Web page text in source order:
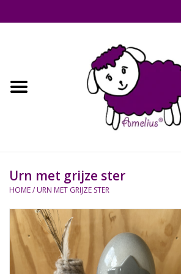
Afscheid op maat
Waterhyacint
Hout
Watermethode /
Afscheidsbox
Urn met grijze ster
HOME/ URN MET GRIJZE STER